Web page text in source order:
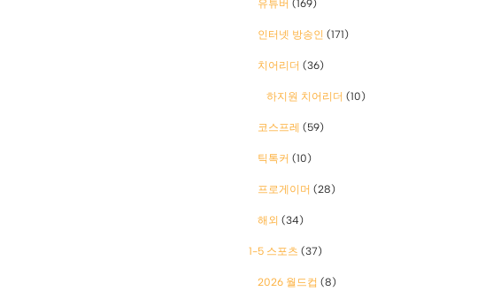
유튜버 (169)
인터넷 방송인 (171)
치어리더 (36)
하지원 치어리더 (10)
코스프레 (59)
틱톡커 (10)
프로게이머 (28)
해외 (34)
1-5 스포츠 (37)
2026 월드컵 (8)